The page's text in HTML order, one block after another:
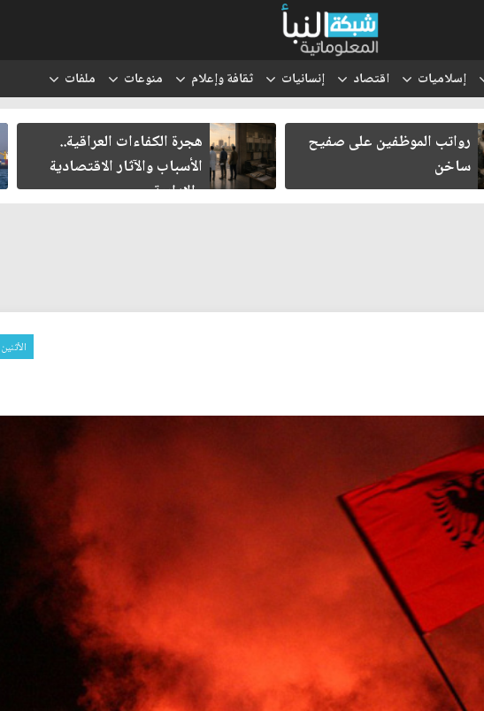
إسلاميات اقتصاد إنسانيات ثقافة وإعلام منوعات ملفات
رواتب الموظفين على صفيح
ساخن
هجرة الكفاءات العراقية..
الأسباب والآثار الاقتصادية
والإدارية
الأثنين 19 تشرين الاول 2015